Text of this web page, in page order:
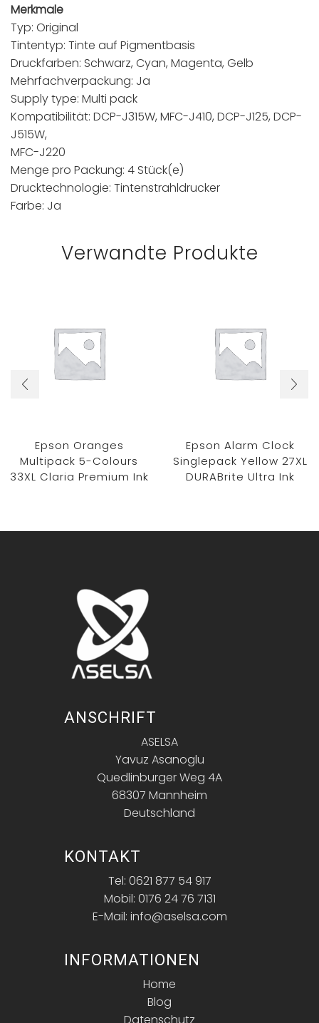
Merkmale
Typ: Original
Tintentyp: Tinte auf Pigmentbasis
Druckfarben: Schwarz, Cyan, Magenta, Gelb
Mehrfachverpackung: Ja
Supply type: Multi pack
Kompatibilität: DCP-J315W, MFC-J410, DCP-J125, DCP-
J515W,
MFC-J220
Menge pro Packung: 4 Stück(e)
Drucktechnologie: Tintenstrahldrucker
Farbe: Ja
Verwandte Produkte
Epson Oranges
Multipack 5-Colours
33XL Claria Premium Ink
Epson Alarm Clock
Singlepack Yellow 27XL
DURABrite Ultra Ink
ANSCHRIFT
ASELSA
Yavuz Asanoglu
Quedlinburger Weg 4A
68307 Mannheim
Deutschland
KONTAKT
Tel: 0621 877 54 917
Mobil: 0176 24 76 7131
E-Mail: info@aselsa.com
INFORMATIONEN
Home
Blog